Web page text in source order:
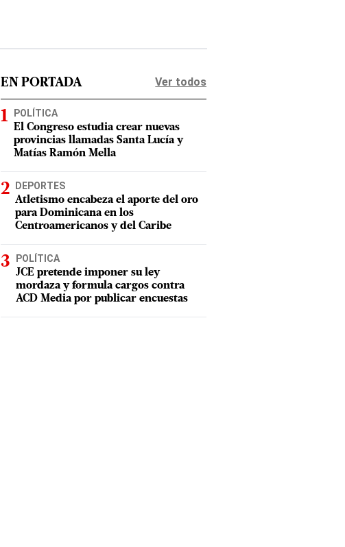
EN PORTADA Ver todos
POLÍTICA
El Congreso estudia crear nuevas
provincias llamadas Santa Lucía y
Matías Ramón Mella
DEPORTES
Atletismo encabeza el aporte del oro
para Dominicana en los
Centroamericanos y del Caribe
POLÍTICA
JCE pretende imponer su ley
mordaza y formula cargos contra
ACD Media por publicar encuestas